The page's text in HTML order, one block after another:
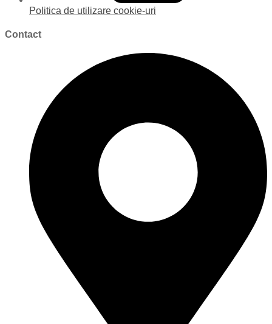
Politica de utilizare cookie-uri
Contact